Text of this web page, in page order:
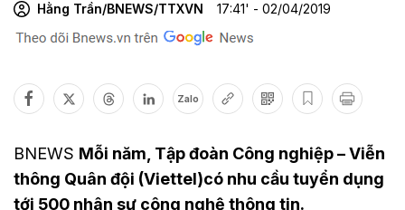
Hằng Trần/BNEWS/TTXVN 17:41' - 02/04/2019
Zalo
BNEWS Mỗi năm, Tập đoàn Công nghiệp – Viễn
thông Quân đội (Viettel)có nhu cầu tuyển dụng
tới 500 nhân sự công nghệ thông tin.